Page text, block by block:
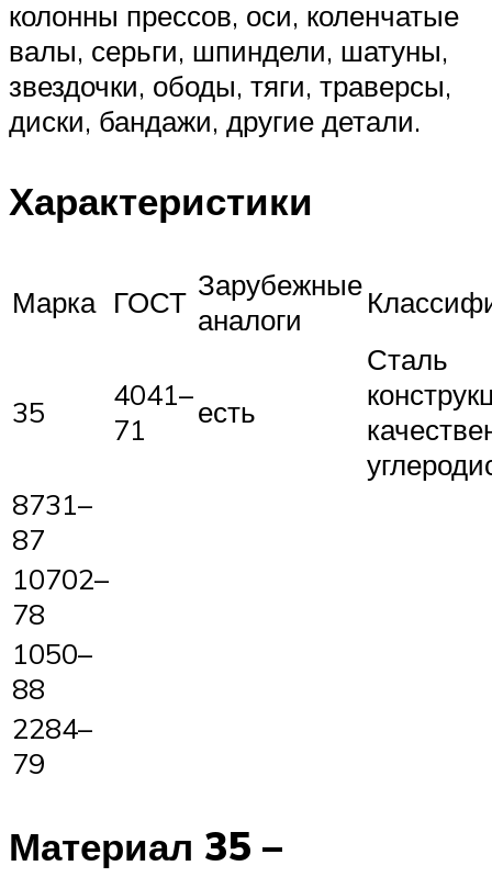
колонны прессов, оси, коленчатые
валы, серьги, шпиндели, шатуны,
звездочки, ободы, тяги, траверсы,
диски, бандажи, другие детали.
Характеристики
Марка ГОСТ Зарубежные
аналоги
35
4041–
71
есть
Сталь
8731–
87
10702–
78
1050–
88
2284–
79
Материал 35 –